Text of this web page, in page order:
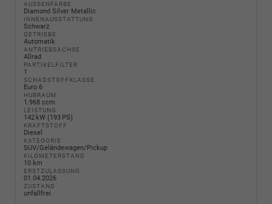
AUSSENFARBE
Diamond Silver Metallic
INNENAUSSTATTUNG
Schwarz
GETRIEBE
Automatik
ANTRIEBSACHSE
Allrad
PARTIKELFILTER
1
SCHADSTOFFKLASSE
Euro 6
HUBRAUM
1.968 ccm
LEISTUNG
142 kW (193 PS)
KRAFTSTOFF
Diesel
KATEGORIE
SUV/Geländewagen/Pickup
KILOMETERSTAND
10 km
ERSTZULASSUNG
01.04.2026
ZUSTAND
unfallfrei